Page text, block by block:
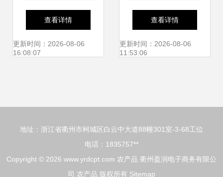
大农产品抽检力
度，全力守护群
查看详情
更新时间：2026-08-06
16:08:07
茄领鲜 陕亮生
活”农产品产销对接
查看详情
更新时间：2026-08-06
11:53:06
地址：浙江省衢州市柯城区白云中大道88幢301室-3-68工位
电话：1835757**
Copyright © 2026 www.yrdcpt.com 农产品 衢州盈润电子商务有限公
司 农产品 版权所有 Sitemap